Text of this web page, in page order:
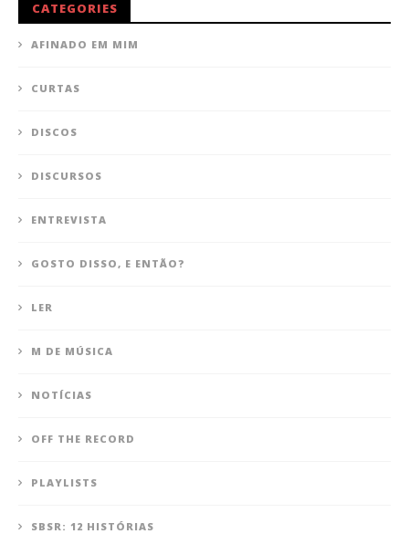
CATEGORIES
AFINADO EM MIM
CURTAS
DISCOS
DISCURSOS
ENTREVISTA
GOSTO DISSO, E ENTÃO?
LER
M DE MÚSICA
NOTÍCIAS
OFF THE RECORD
PLAYLISTS
SBSR: 12 HISTÓRIAS